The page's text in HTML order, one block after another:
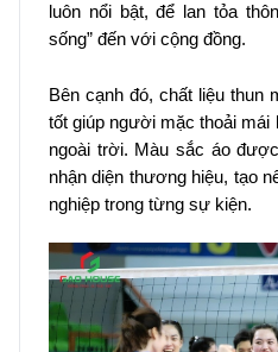
luôn nổi bật, để lan tỏa
sống” đến với cộng đồng.
Bên cạnh đó, chất liệu thun
tốt giúp người mặc thoải mái
ngoài trời. Màu sắc áo
nhận diện thương hiệu, tạo
nghiệp trong từng sự kiện.